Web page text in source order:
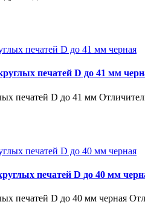
печатей D до 41 мм
печатей D до 41 мм
печатей D до 40 мм
печатей D до 40 мм черная